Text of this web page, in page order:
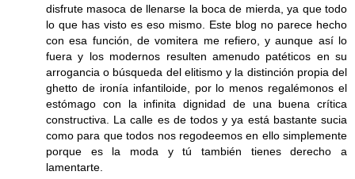
disfrute masoca de llenarse la boca de mierda, ya que todo
lo que has visto es eso mismo. Este blog no parece hecho
con esa función, de vomitera me refiero, y aunque así lo
fuera y los modernos resulten amenudo patéticos en su
arrogancia o búsqueda del elitismo y la distinción propia del
ghetto de ironía infantiloide, por lo menos regalémonos el
estómago con la infinita dignidad de una buena crítica
constructiva. La calle es de todos y ya está bastante sucia
como para que todos nos regodeemos en ello simplemente
porque es la moda y tú también tienes derecho a
lamentarte.